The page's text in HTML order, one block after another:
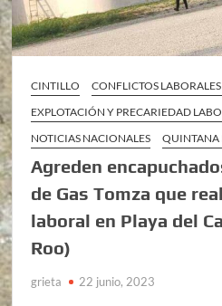
CINTILLO
CONFLICTOS
EXPLOTACIÓN Y PRECARIEDAD
NOTICIAS NACIONALES
QUINTANA
Agreden
de Gas Tomza que
laboral en Playa del
Roo)
grieta 22 junio, 2023